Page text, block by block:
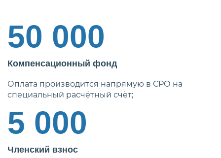
50 000
Компенсационный фонд
Оплата производится напрямую в СРО на
специальный расчётный счёт;
5 000
Членский взнос